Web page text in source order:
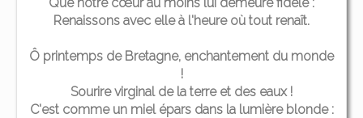
Renaissons avec elle à l'heure où tout renaît.
Ô printemps de Bretagne, enchantement du monde
!
Sourire virginal de la terre et des eaux !
C'est comme un miel épars dans la lumière blonde :